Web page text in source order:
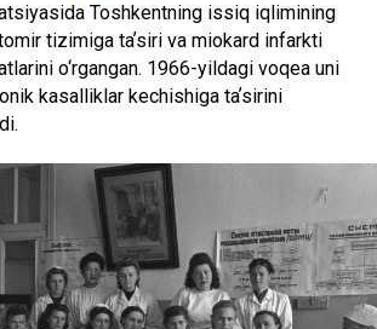
Toshkentning issiq iqlimining
tizimiga taʼsiri va miokard infarkti
o‘rgangan. 1966-yildagi voqea uni
kasalliklar kechishiga taʼsirini